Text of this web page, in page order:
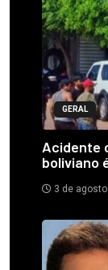
GERAL
Acidente
boliviano
3 de